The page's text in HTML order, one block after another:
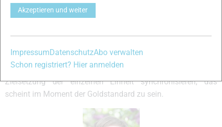
„viel hilft mehr“, dann ist das sicherlich der falsche Weg. Es
leiden das Immunsystem, es kommt zu hormonellen
etc. alles Faktoren die sich leistungsmindernd für den
Sportler auswirken. Ernährung mit dem Training und der
Zielsetzung der einzelnen Einheit synchronisieren, das
scheint im Moment der Goldstandard zu sein.
Akzeptieren und weiter
Impressum DatenschutzAbo verwalten
Schon registriert? Hier anmelden